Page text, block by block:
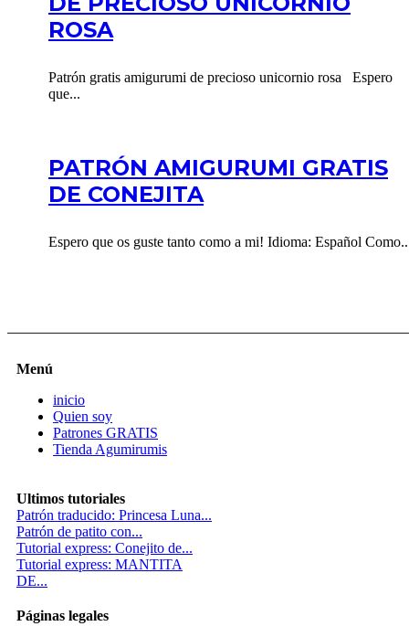
ROSA
Patrón gratis amigurumi de precioso unicornio rosa Espero
que...
PATRÓN AMIGURUMI GRATIS
DE CONEJITA
Espero que os guste tanto como a mi! Idioma: Español
Menú
inicio
Quien soy
Patrones GRATIS
Tienda Agumirumis
Ultimos tutoriales
Patrón traducido: Princesa Luna...
Patrón de patito con...
Tutorial express: Conejito de...
Tutorial express: MANTITA
DE...
Páginas legales